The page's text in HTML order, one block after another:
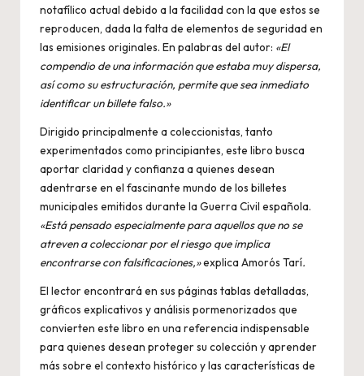
notafílico actual debido a la facilidad con la que estos se
reproducen, dada la falta de elementos de seguridad en
las emisiones originales. En palabras del autor: «El
compendio de una información que estaba muy dispersa,
así como su estructuración, permite que sea inmediato
identificar un billete falso.»
Dirigido principalmente a coleccionistas, tanto
experimentados como principiantes, este libro busca
aportar claridad y confianza a quienes desean
adentrarse en el fascinante mundo de los billetes
municipales emitidos durante la Guerra Civil española.
«Está pensado especialmente para aquellos que no se
atreven a coleccionar por el riesgo que implica
encontrarse con falsificaciones,»explica Amorós Tarí.
El lector encontrará en sus páginas tablas detalladas,
gráficos explicativos y análisis pormenorizados que
convierten este libro en una referencia indispensable
para quienes desean proteger su colección y aprender
más sobre el contexto histórico y las características de